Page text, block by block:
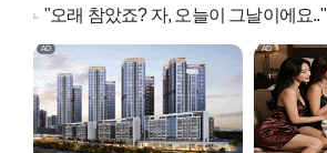
"오래 참았죠? 자, 오늘이 그날이에요.."